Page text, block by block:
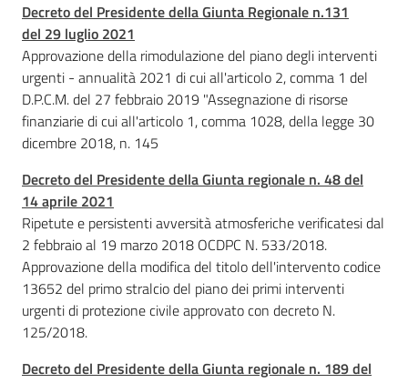
Agenzia
per la
sicurezza
territoriale
e la
protezione
civile
Argomenti
Novità
Servizi
Leggi Atti Bandi
Decreto del Presidente della Giunta Regionale n.131
del 29 luglio 2021
Approvazione della rimodulazione del piano degli interventi
urgenti - annualità 2021 di cui all'articolo 2, comma 1 del
D.P.C.M. del 27 febbraio 2019 "Assegnazione di risorse
finanziarie di cui all'articolo 1, comma 1028, della legge 30
dicembre 2018, n. 145
Decreto del Presidente della Giunta regionale n. 48 del
14 aprile 2021
Ripetute e persistenti avversità atmosferiche verificatesi dal
2 febbraio al 19 marzo 2018 OCDPC N. 533/2018.
Approvazione della modifica del titolo dell'intervento codice
13652 del primo stralcio del piano dei primi interventi
urgenti di protezione civile approvato con decreto N.
125/2018.
Decreto del Presidente della Giunta regionale n. 189 del